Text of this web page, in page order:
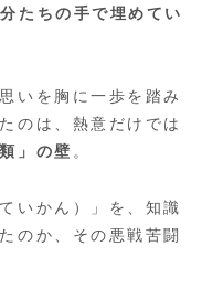
たちの手で埋めてい
いを胸に一歩を踏み
のは、熱意だけでは
」の壁 。
いかん）」を、知識
のか、その悪戦苦闘